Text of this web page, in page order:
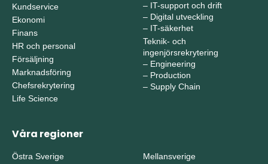
Kundservice
Ekonomi
Finans
HR och personal
Försäljning
Marknadsföring
Chefsrekrytering
Life Science
– IT-support och drift
– Digital utveckling
– IT-säkerhet
Teknik- och
ingenjörsrekrytering
– Engineering
– Production
– Supply Chain
Våra regioner
Östra Sverige
Mellansverige